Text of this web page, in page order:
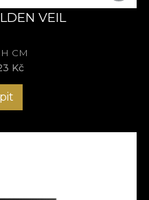
VEIL
CM
Kč